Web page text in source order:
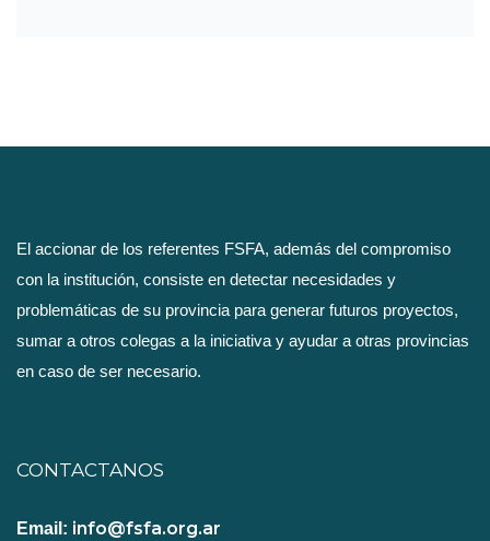
El accionar de los referentes FSFA, además del compromiso
con la institución, consiste en detectar necesidades y
problemáticas de su provincia para generar futuros proyectos,
sumar a otros colegas a la iniciativa y ayudar a otras provincias
en caso de ser necesario.
CONTACTANOS
Email: info@fsfa.org.ar